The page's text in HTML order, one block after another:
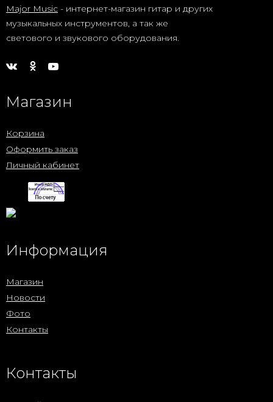
Major Music - интернет-магазин гитар и других
музыкальных инструментов, а так же
светового и звукового оборудования.
Магазин
Корзина
Оформить заказ
Личный кабинет
Информация
Магазин
Новости
Фото
Контакты
Контакты